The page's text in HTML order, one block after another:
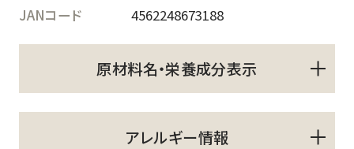
JANコード 4562248673188
原材料名・栄養成分表示
アレルギー情報